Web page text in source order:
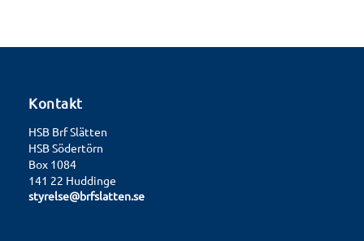
Kontakt
HSB Brf Slätten
HSB Södertörn
Box 1084
141 22 Huddinge
styrelse@brfslatten.se